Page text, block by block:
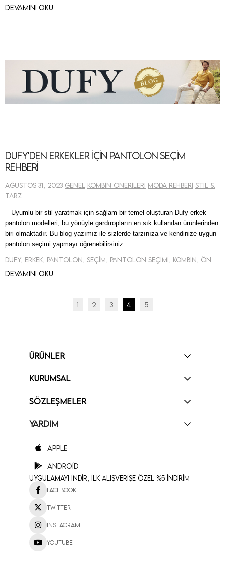
Devamını oku
Dufy'den Erkekler için Pantolon Seçim
Rehberi
Ağustos 31, 2023 Genel Kombin Önerileri Moda Rehberi Stil &
Tarz
Uyumlu bir stil yaratmak için sağlam bir temel oluşturan Dufy erkek
pantolon modelleri, bu yönüyle gardıropların en sık kullanılan ürünlerinden
biri olmaktadır. Bu blog yazımız ile sizlerde tarzınıza ve kendinize uygun
pantolon seçimi yapmayı öğrenebilirsiniz.
Dufy, Erkek, Pantolon, Seçim, Pantolon Seçimi, Kombin, Öneri
Devamını oku
1 2 3 4 5
ÜRÜNLER
KURUMSAL
SÖZLEŞMELER
YARDIM
Apple
Android
Uygulamayı İndir, İlk Alışverişe Özel %5 İndirim
Facebook
Twitter
Instagram
Youtube